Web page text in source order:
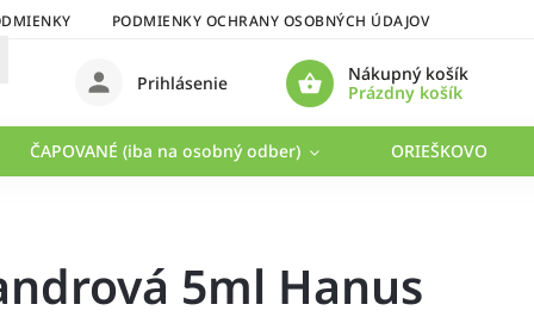
PODMIENKY OCHRANY OSOBNÝCH ÚDAJOV
Nákupný košík
Prázdny košík
Prihlásenie
ČAPOVANÉ (iba na osobný odber) ORIEŠKOVO
5ml Hanus